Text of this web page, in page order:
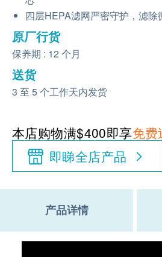
四层HEPA滤网严密守护，滤
原厂行货
保养期 : 12 个月
送货
3 至 5 个工作天内发货
本店购物满$400即享免
即睇全店产品
产品详情